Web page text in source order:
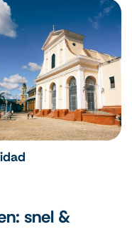
snel &